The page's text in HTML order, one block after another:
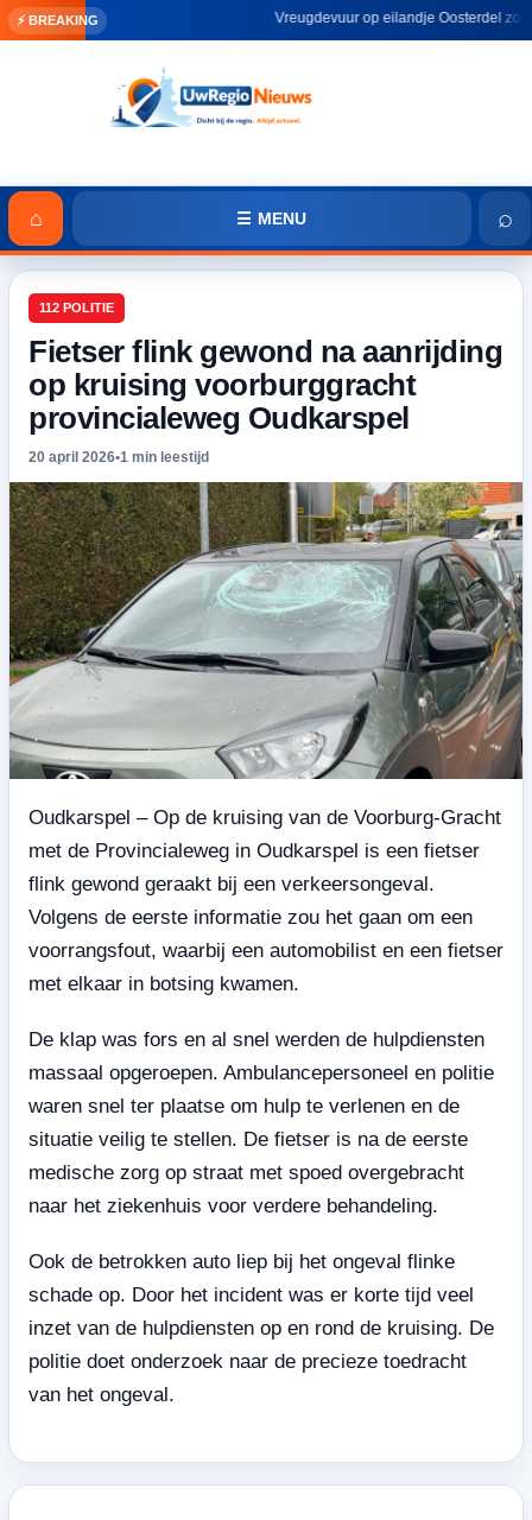
⚡ BREAKING Vreugdevuur op eilandje Oosterdel zorgt
⌂ ☰ MENU ⌕
112 POLITIE
Fietser flink gewond na aanrijding
op kruising voorburggracht
provincialeweg Oudkarspel
20 april 2026•1 min leestijd
Oudkarspel – Op de kruising van de Voorburg-Gracht
met de Provincialeweg in Oudkarspel is een fietser
flink gewond geraakt bij een verkeersongeval.
Volgens de eerste informatie zou het gaan om een
voorrangsfout, waarbij een automobilist en een fietser
met elkaar in botsing kwamen.
De klap was fors en al snel werden de hulpdiensten
massaal opgeroepen. Ambulancepersoneel en politie
waren snel ter plaatse om hulp te verlenen en de
situatie veilig te stellen. De fietser is na de eerste
medische zorg op straat met spoed overgebracht
naar het ziekenhuis voor verdere behandeling.
Ook de betrokken auto liep bij het ongeval flinke
schade op. Door het incident was er korte tijd veel
inzet van de hulpdiensten op en rond de kruising. De
politie doet onderzoek naar de precieze toedracht
van het ongeval.